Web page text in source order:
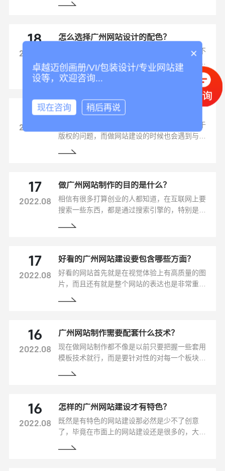
18
2022.08
怎么选择广州网站设计的配色？
网站设计的配色是根据各行业类型来搭配的，不
能随意的选择颜色，而且网站上最忌讳的就是五
颜六色，这会显得整个网站很杂乱，当然也让客
户觉得花里胡哨的。那么做广州网站设计应该怎
18
2022.08
关于广州网站建设图片、文字版权问题
在这个知识产权的时代，人们是越来越重视关于
版权的问题，而做网站建设的时候也会遇到与之
17
2022.08
做广州网站制作的目的是什么？
相信有很多打算创业的人都知道，在互联网上要
搜索一些东西，都是通过搜索引擎的，特别是在
站，类型都大不相同，从这来看做广州网站制作
的目的是什么？
17
2022.08
好看的广州网站建设要包含哪些方面？
好看的网站首先就是在视觉体验上有高质量的图
片，而且还有就是整个网站的表达也是非常重要
16
2022.08
广州网站制作需要配套什么技术？
现在做网站制作都不像是以前只要把握一些套用
模板技术就行，而是要针对性的对每一个板块的
握好了，那么这个广州网站制作也算是做的不错
了。
16
2022.08
怎样的广州网站建设才有特色？
既然是有特色的网站建设那必然是少不了创意
了，毕竟在市面上的网站建设还是很多的，大多
×
卓越迈创画册/VI/包装设计/专业网站建
设等，欢迎咨询...
现在咨询 稍后再说